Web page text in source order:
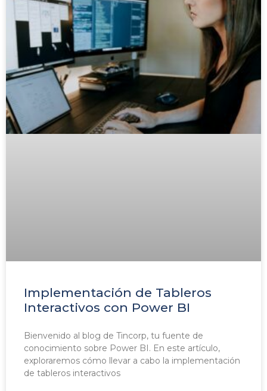
Implementación de Tableros
Interactivos con Power BI
Bienvenido al blog de Tincorp, tu fuente de
conocimiento sobre Power BI. En este artículo,
exploraremos cómo llevar a cabo la implementación
de tableros interactivos